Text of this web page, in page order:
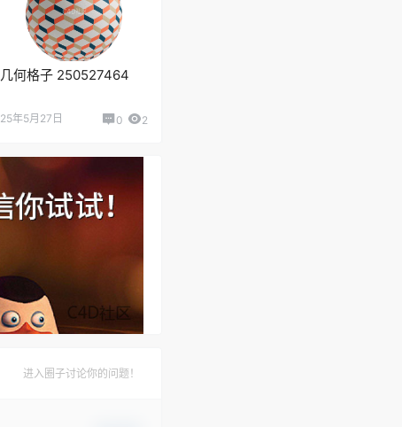
几何格子 250527464
25年5月27日 0 2
进入圈子讨论你的问题！